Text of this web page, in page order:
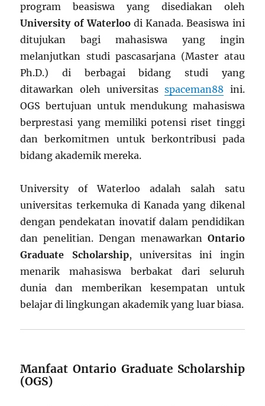
program beasiswa yang disediakan oleh
University of Waterloodi Kanada. Beasiswa ini
ditujukan bagi mahasiswa yang ingin
melanjutkan studi pascasarjana (Master atau
Ph.D.) di berbagai bidang studi yang
ditawarkan oleh universitasspaceman88 ini.
OGS bertujuan untuk mendukung mahasiswa
berprestasi yang memiliki potensi riset tinggi
dan berkomitmen untuk berkontribusi pada
bidang akademik mereka.
University of Waterloo adalah salah satu
universitas terkemuka di Kanada yang dikenal
dengan pendekatan inovatif dalam pendidikan
dan penelitian. Dengan menawarkan Ontario
Graduate Scholarship, universitas ini ingin
menarik mahasiswa berbakat dari seluruh
dunia dan memberikan kesempatan untuk
belajar di lingkungan akademik yang luar biasa.
Manfaat Ontario Graduate Scholarship
(OGS)